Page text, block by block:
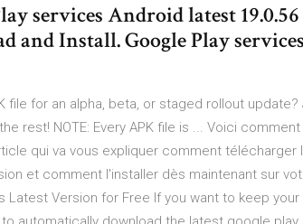
services Android latest
and Install. Google Play
file for an alpha, beta, or staged rollout
rest! NOTE: Every APK file is ... Voici
qui va vous expliquer comment
et comment l'installer dès maintenant sur
Latest Version for Free If you want to keep